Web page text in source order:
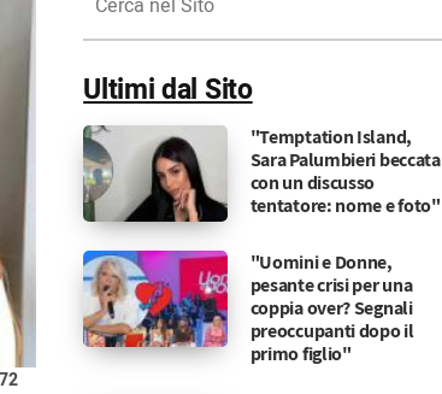
nel
Sito
Ultimi dal Sito
"Temptation Island,
Sara Palumbieri beccata
con un discusso
tentatore: nome e foto"
"Uomini e Donne,
pesante crisi per una
coppia over? Segnali
preoccupanti dopo il
primo figlio"